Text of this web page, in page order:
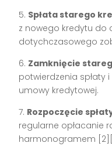
5. Spłata starego
z nowego kredytu do
dotychczasowego
6. Zamknięcie
potwierdzenia spłaty
umowy kredytowej.
7. Rozpoczęcie
regularne opłacanie
harmonogramem